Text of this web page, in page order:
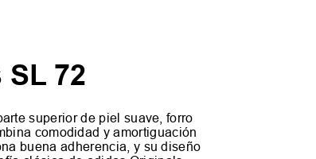
72
superior de piel suave, forro
comodidad y amortiguación
buena adherencia, y su diseño